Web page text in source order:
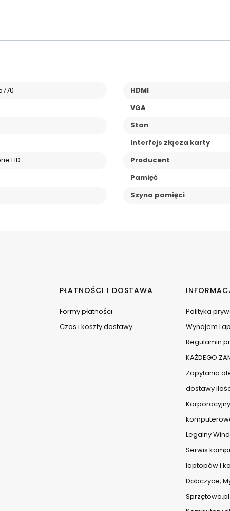
HDMI
VGA
Stan
Interfejs złącza karty
HD
Producent
Pamięć
Szyna pamięci
PŁATNOŚCI I DOSTAWA
Formy płatności
Czas i koszty dostawy
Polityka
Wynajem
Regulamin
KAŻDEGO
Zapytania
dostawy
Legalny
Serwis
laptopów i
Dobczyce,
Sprzętowo.pl